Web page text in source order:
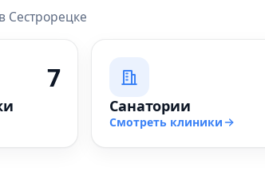
7
Санатории
Смотреть клиники